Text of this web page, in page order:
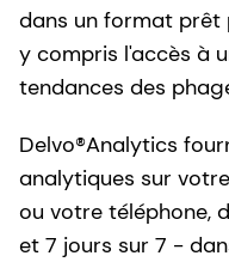
dans un format prêt
y compris l'accès à
tendances des
Delvo®Analytics
analytiques sur
ou votre téléphone,
et 7 jours sur 7 -